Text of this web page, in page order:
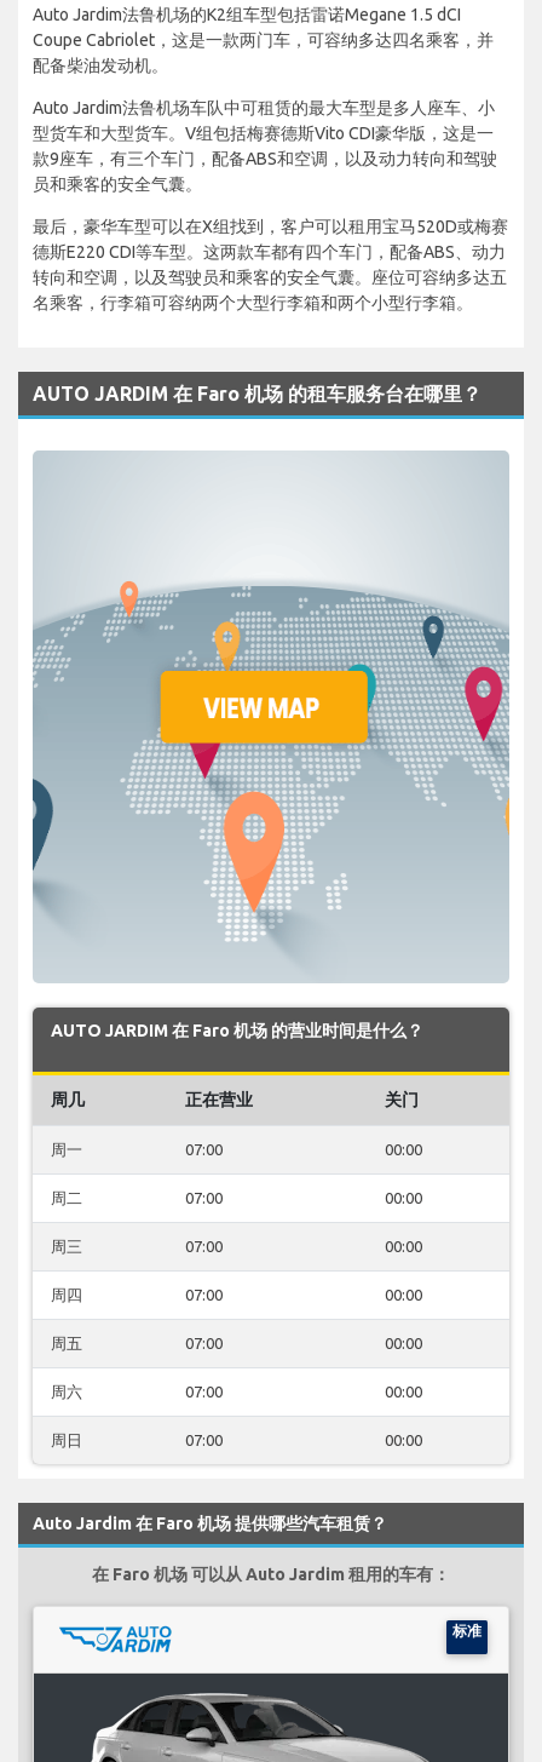
Auto Jardim法鲁机场的K2组车型包括雷诺Megane 1.5 dCI
Coupe Cabriolet，这是一款两门车，可容纳多达四名乘客，并
配备柴油发动机。
Auto Jardim法鲁机场车队中可租赁的最大车型是多人座车、小
型货车和大型货车。V组包括梅赛德斯Vito CDI豪华版，这是一
款9座车，有三个车门，配备ABS和空调，以及动力转向和驾驶
员和乘客的安全气囊。
最后，豪华车型可以在X组找到，客户可以租用宝马520D或梅赛
德斯E220 CDI等车型。这两款车都有四个车门，配备ABS、动力
转向和空调，以及驾驶员和乘客的安全气囊。座位可容纳多达五
名乘客，行李箱可容纳两个大型行李箱和两个小型行李箱。
AUTO JARDIM 在 Faro 机场 的租车服务台在哪里？
AUTO JARDIM 在 Faro 机场 的营业时间是什么？
周几 正在营业 关门
周一 07:00 00:00
周二 07:00 00:00
周三 07:00 00:00
周四 07:00 00:00
周五 07:00 00:00
周六 07:00 00:00
周日 07:00 00:00
Auto Jardim 在 Faro 机场 提供哪些汽车租赁？
在 Faro 机场 可以从 Auto Jardim 租用的车有：
标准